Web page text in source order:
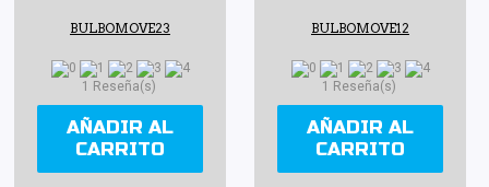
BULBOMOVE23
1 Reseña(s)
AÑADIR AL
CARRITO
BULBOMOVE12
1 Reseña(s)
AÑADIR AL
CARRITO